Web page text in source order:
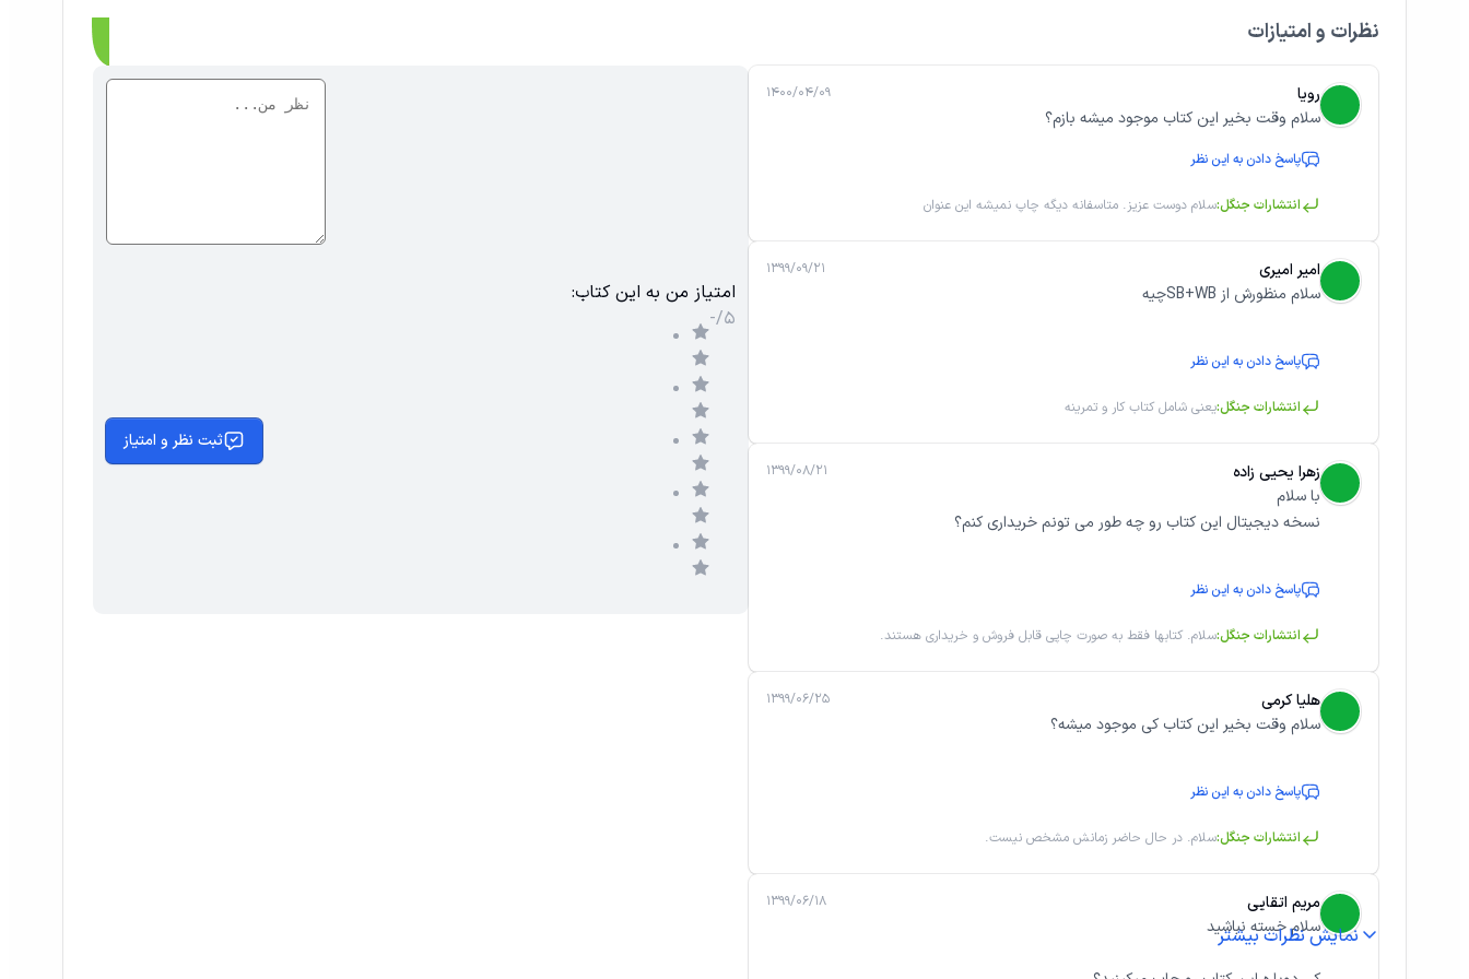
نظرات و امتیازات
:امتیاز من به این کتاب
-/۵
ثبت نظر و امتیاز
۱۴۰۰/۰۴/۰۹
رویا
سلام وقت بخیر این کتاب موجود میشه بازم؟
پاسخ دادن به این نظر
انتشارات جنگل:سلام دوست عزیز. متاسفانه دیگه چاپ نمیشه این عنوان
۱۳۹۹/۰۹/۲۱
امیر امیری
سلام منظورش از SB+WBچیه
پاسخ دادن به این نظر
انتشارات جنگل:یعنی شامل کتاب کار و تمرینه
۱۳۹۹/۰۸/۲۱
زهرا یحیی زاده
با سلام
نسخه دیجیتال این کتاب رو چه طور می تونم خریداری کنم؟
پاسخ دادن به این نظر
انتشارات جنگل:سلام. کتابها فقط به صورت چاپی قابل فروش و خریداری هستند.
۱۳۹۹/۰۶/۲۵
هلیا کرمی
سلام وقت بخیر این کتاب کی موجود میشه؟
پاسخ دادن به این نظر
انتشارات جنگل:سلام. در حال حاضر زمانش مشخص نیست.
۱۳۹۹/۰۶/۱۸
مریم اتقایی
سلام خسته نباشید
نمایش نظرات بیشتر